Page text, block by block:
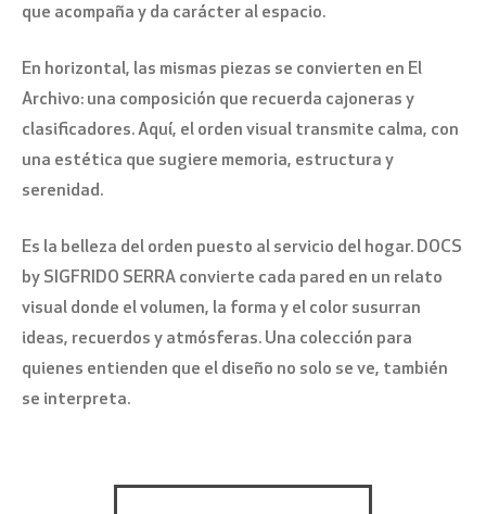
que acompaña y da carácter al espacio.
En horizontal, las mismas piezas se convierten en El
Archivo: una composición que recuerda cajoneras y
clasificadores. Aquí, el orden visual transmite calma, con
una estética que sugiere memoria, estructura y
serenidad.
Es la belleza del orden puesto al servicio del hogar. DOCS
by SIGFRIDO SERRA convierte cada pared en un relato
visual donde el volumen, la forma y el color susurran
ideas, recuerdos y atmósferas. Una colección para
quienes entienden que el diseño no solo se ve, también
se interpreta.